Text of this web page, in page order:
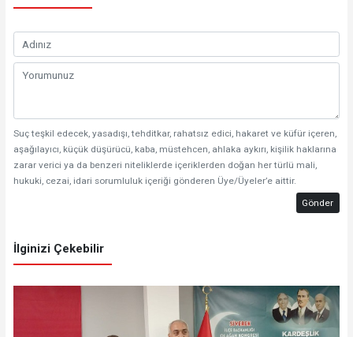
Suç teşkil edecek, yasadışı, tehditkar, rahatsız edici, hakaret ve küfür içeren,
aşağılayıcı, küçük düşürücü, kaba, müstehcen, ahlaka aykırı, kişilik haklarına
zarar verici ya da benzeri niteliklerde içeriklerden doğan her türlü mali,
hukuki, cezai, idari sorumluluk içeriği gönderen Üye/Üyeler’e aittir.
Gönder
İlginizi Çekebilir